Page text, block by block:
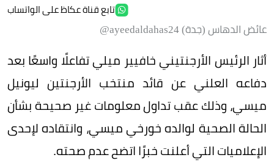
تابع قناة عكاظ على الواتساب
عائض الدهاس (جدة) ayeedaldahas24@
أثار الرئيس الأرجنتيني خافيير ميلي تفاعلًا واسعًا بعد
دفاعه العلني عن قائد منتخب الأرجنتين ليونيل
ميسي، وذلك عقب تداول معلومات غير صحيحة بشأن
الحالة الصحية لوالده خورخي ميسي، وانتقاده لإحدى
الإعلاميات التي أعلنت خبرًا اتضح عدم صحته.